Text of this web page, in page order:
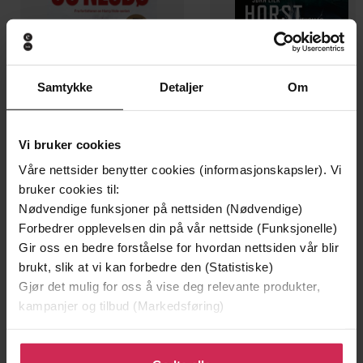
Samtykke Detaljer Om
Vi bruker cookies
Våre nettsider benytter cookies (informasjonskapsler). Vi
bruker cookies til:
Nødvendige funksjoner på nettsiden (Nødvendige)
Forbedrer opplevelsen din på vår nettside (Funksjonelle)
Gir oss en bedre forståelse for hvordan nettsiden vår blir
brukt, slik at vi kan forbedre den (Statistiske)
Gjør det mulig for oss å vise deg relevante produkter,
kampanjer og tilbud (Markedsføring)
Klikk på «Godta alle» for å gi oss ditt samtykke til å
199,-
Minnesota
Jo Nesbø
EBOK
349,-
Utskudd
Jørn Lier Horst
EBOK